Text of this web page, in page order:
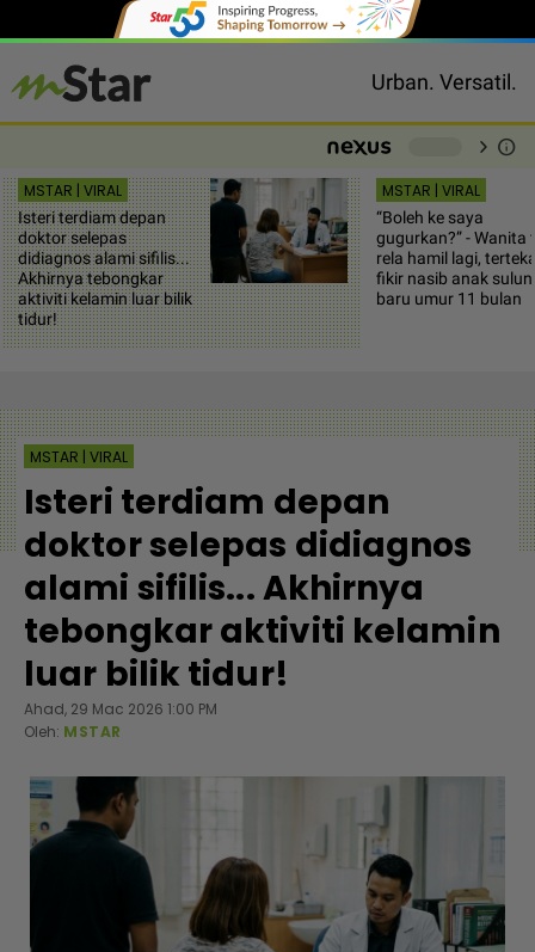
Urban. Versatil.
chevron_right info
MSTAR | VIRAL
Isteri terdiam depan
doktor selepas
didiagnos alami sifilis...
Akhirnya tebongkar
aktiviti kelamin luar bilik
tidur!
MSTAR | VIRAL
“Boleh ke saya
gugurkan?” - Wanita
rela hamil lagi,
fikir nasib anak
baru umur 11 bulan
MSTAR | VIRAL
Isteri terdiam depan
doktor selepas didiagnos
alami sifilis... Akhirnya
tebongkar aktiviti kelamin
luar bilik tidur!
Ahad, 29 Mac 2026 1:00 PM
Oleh: MSTAR